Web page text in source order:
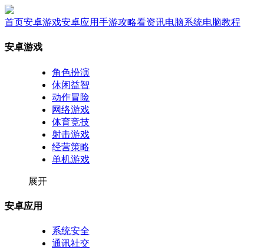
首页安卓游戏安卓应用手游攻略看资讯电脑系统电脑教程
安卓游戏
角色扮演
休闲益智
动作冒险
网络游戏
体育竞技
射击游戏
经营策略
单机游戏
展开
安卓应用
系统安全
通讯社交